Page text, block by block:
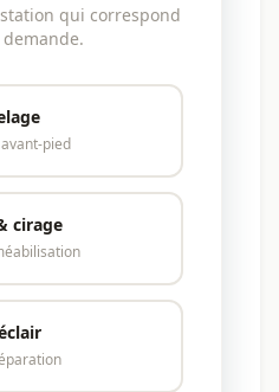
qui correspond
pied
cirage